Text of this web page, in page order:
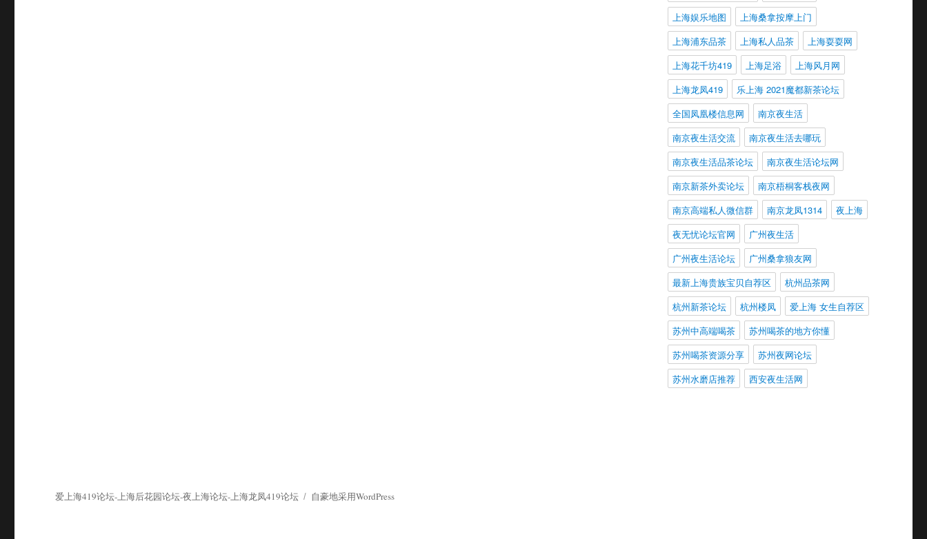
上海娱乐地图
上海桑拿按摩上门
上海浦东品茶
上海私人品茶
上海耍耍网
上海花千坊419
上海足浴
上海风月网
上海龙凤419
乐上海 2021魔都新茶论坛
全国凤凰楼信息网
南京夜生活
南京夜生活交流
南京夜生活去哪玩
南京夜生活品茶论坛
南京夜生活论坛网
南京新茶外卖论坛
南京梧桐客栈夜网
南京高端私人微信群
南京龙凤1314
夜上海
夜无忧论坛官网
广州夜生活
广州夜生活论坛
广州桑拿狼友网
最新上海贵族宝贝自荐区
杭州品茶网
杭州新茶论坛
杭州楼凤
爱上海 女生自荐区
苏州中高端喝茶
苏州喝茶的地方你懂
苏州喝茶资源分享
苏州夜网论坛
苏州水磨店推荐
西安夜生活网
爱上海419论坛-上海后花园论坛-夜上海论坛-上海龙凤419论坛 自豪地采用WordPress